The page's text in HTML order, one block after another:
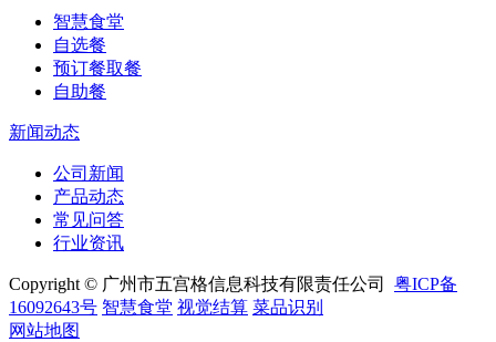
智慧食堂
自选餐
预订餐取餐
自助餐
新闻动态
公司新闻
产品动态
常见问答
行业资讯
Copyright © 广州市五宫格信息科技有限责任公司 粤ICP备
16092643号 智慧食堂 视觉结算 菜品识别
网站地图